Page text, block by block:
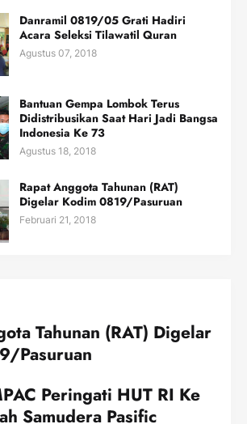
Danramil 0819/05 Grati Hadiri
Acara Seleksi Tilawatil Quran
Agustus 07, 2018
Bantuan Gempa Lombok Terus
Didistribusikan Saat Hari Jadi Bangsa
Indonesia Ke 73
Agustus 18, 2018
Rapat Anggota Tahunan (RAT)
Digelar Kodim 0819/Pasuruan
Februari 21, 2018
Tahunan (RAT) Digelar
Pasuruan
Peringati HUT RI Ke
Samudera Pasific